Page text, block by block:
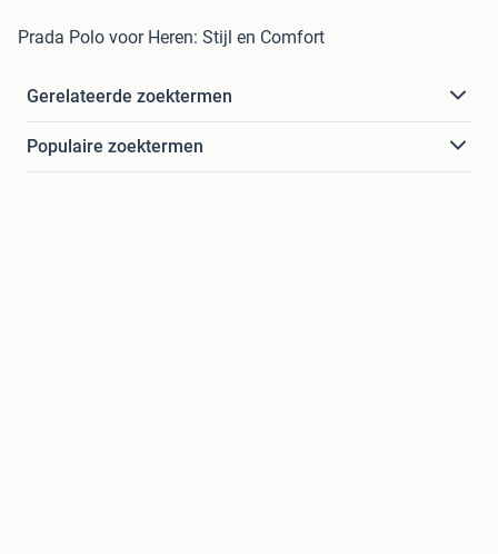
Prada Polo voor Heren: Stijl en Comfort
Gerelateerde zoektermen
Populaire zoektermen